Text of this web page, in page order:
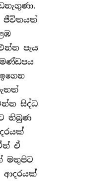
ජීවිතයත්
පැය
සිද්ධ
තිබුණ
ඒ
මතුපිට
ආදරයක්